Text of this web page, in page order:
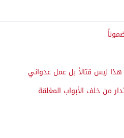
من خلف الأبواب المغلقة